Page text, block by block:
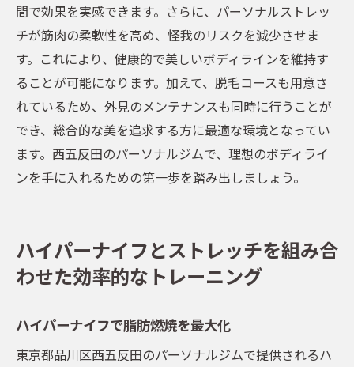
間で効果を実感できます。さらに、パーソナルストレッ
チが筋肉の柔軟性を高め、怪我のリスクを減少させま
す。これにより、健康的で美しいボディラインを維持す
ることが可能になります。加えて、脱毛コースも用意さ
れているため、外見のメンテナンスも同時に行うことが
でき、総合的な美を追求する方に最適な環境となってい
ます。西五反田のパーソナルジムで、理想のボディライ
ンを手に入れるための第一歩を踏み出しましょう。
ハイパーナイフとストレッチを組み合
わせた効率的なトレーニング
ハイパーナイフで脂肪燃焼を最大化
東京都品川区西五反田のパーソナルジムで提供されるハ